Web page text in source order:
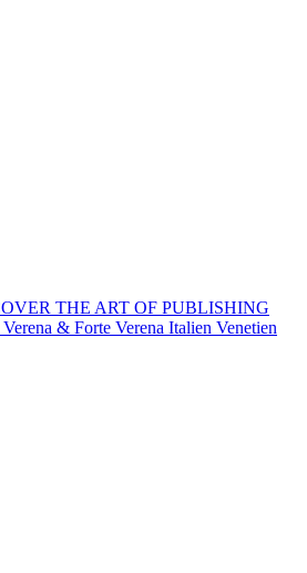
THE ART OF PUBLISHING
& Forte Verena Italien Venetien